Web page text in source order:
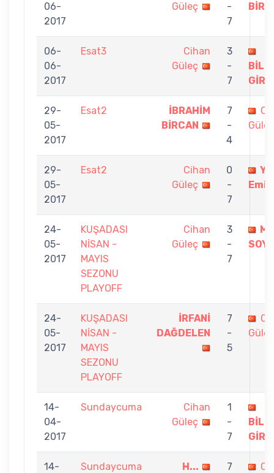
06-
2017
Güleç
-
7
06-
06-
2017
Esat3
Cihan
Güleç
3
-
7
29-
05-
2017
Esat2
İBRAHİM
BİRCAN
7
-
4
Güleç
29-
05-
2017
Esat2
Cihan
Güleç
0
-
7
Emik
24-
05-
2017
KUŞADASI
NİSAN -
MAYIS
SEZONU
PLAYOFF
Cihan
Güleç
3
-
7
24-
05-
2017
KUŞADASI
NİSAN -
MAYIS
SEZONU
PLAYOFF
İRFANİ
DAĞDELEN
7
-
5
Güleç
14-
04-
2017
Sundaycuma
Cihan
Güleç
1
-
7
14-
Sundaycuma H...
7